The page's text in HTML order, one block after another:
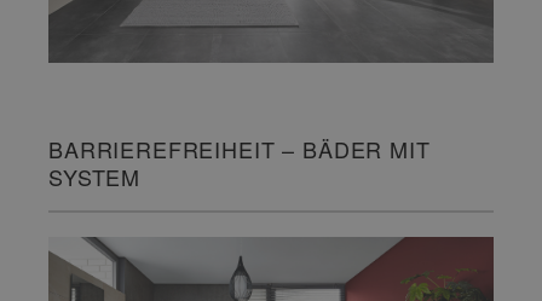
BARRIEREFREIHEIT – BÄDER MIT
SYSTEM